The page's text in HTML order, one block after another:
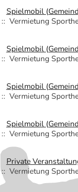
Spielmobil
:: Vermietung
Spielmobil
:: Vermietung
Spielmobil
:: Vermietung
Spielmobil
:: Vermietung
Private
:: Vermietung